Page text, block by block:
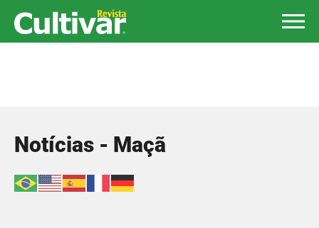
Notícias - Maçã